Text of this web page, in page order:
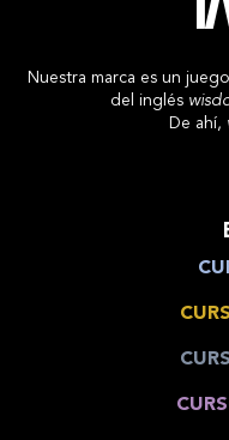
Nuestra marca es un
del inglés
De ahí,